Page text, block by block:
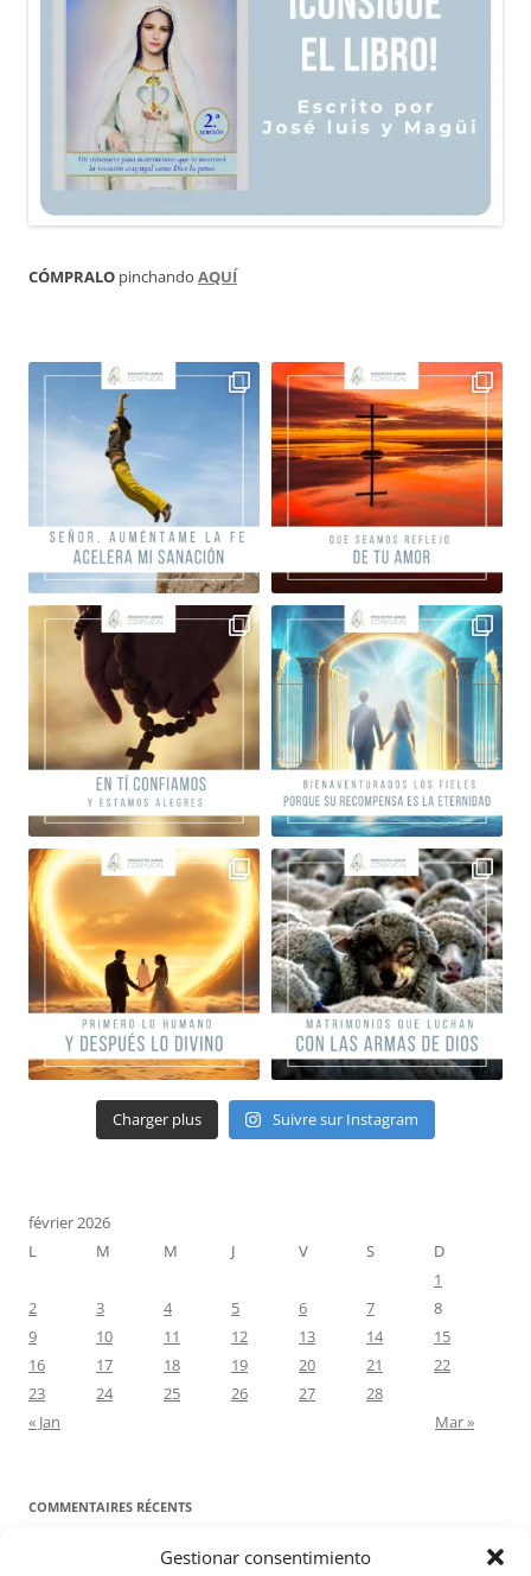
Gestionar consentimiento
CÓMPRALO pinchando AQUÍ
Charger plus Suivre sur Instagram
février 2026
L
M M J V S
D
1
2
3 4 5 6 7
8
9
10 11 12 13 14
15
16
17 18 19 20 21
22
23
24 25 26 27
28
« Jan
Mar »
COMMENTAIRES RÉCENTS
Proyecto Amor ConyugaldansContre toute attente. Commentaire